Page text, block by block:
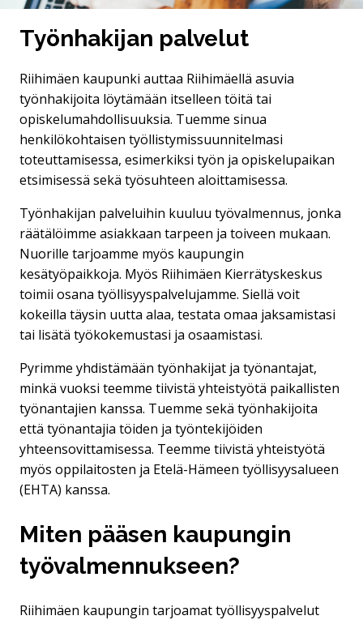
Työnhakijan palvelut
Riihimäen kaupunki auttaa Riihimäellä asuvia
työnhakijoita löytämään itselleen töitä tai
opiskelumahdollisuuksia. Tuemme sinua
henkilökohtaisen työllistymissuunnitelmasi
toteuttamisessa, esimerkiksi työn ja opiskelupaikan
etsimisessä sekä työsuhteen aloittamisessa.
Työnhakijan palveluihin kuuluu työvalmennus, jonka
räätälöimme asiakkaan tarpeen ja toiveen mukaan.
Nuorille tarjoamme myös kaupungin
kesätyöpaikkoja. Myös Riihimäen Kierrätyskeskus
toimii osana työllisyyspalvelujamme. Siellä voit
kokeilla täysin uutta alaa, testata omaa jaksamistasi
tai lisätä työkokemustasi ja osaamistasi.
Pyrimme yhdistämään työnhakijat ja työnantajat,
minkä vuoksi teemme tiivistä yhteistyötä paikallisten
työnantajien kanssa. Tuemme sekä työnhakijoita
että työnantajia töiden ja työntekijöiden
yhteensovittamisessa. Teemme tiivistä yhteistyötä
myös oppilaitosten ja Etelä-Hämeen työllisyysalueen
(EHTA) kanssa.
Miten pääsen kaupungin
työvalmennukseen?
Riihimäen kaupungin tarjoamat työllisyyspalvelut